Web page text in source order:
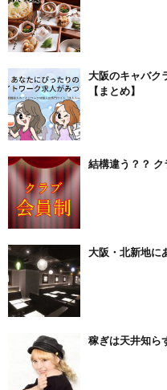
大阪のキャバク
【まとめ】
結構違う？？
大阪・北新地に
稼ぎは天井知ら